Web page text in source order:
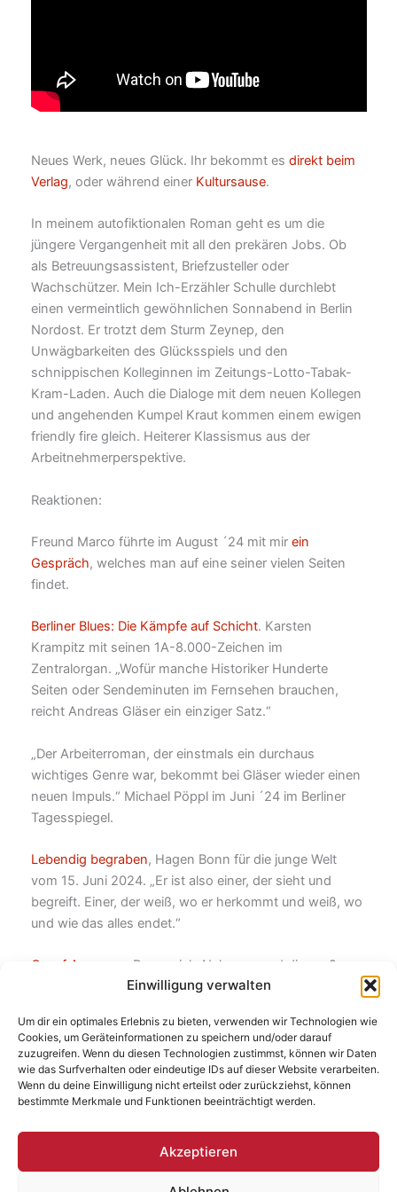
Einwilligung verwalten
Um dir ein optimales Erlebnis zu bieten, verwenden wir Technologien wie
Cookies, um Geräteinformationen zu speichern und/oder darauf
zuzugreifen. Wenn du diesen Technologien zustimmst, können wir Daten
wie das Surfverhalten oder eindeutige IDs auf dieser Website verarbeiten.
Wenn du deine Einwilligung nicht erteilst oder zurückziehst, können
bestimmte Merkmale und Funktionen beeinträchtigt werden.
Akzeptieren
Neues Werk, neues Glück. Ihr bekommt es direkt beim
Verlag, oder während einer Kultursause.
In meinem autofiktionalen Roman geht es um die
jüngere Vergangenheit mit all den prekären Jobs. Ob
als Betreuungsassistent, Briefzusteller oder
Wachschützer. Mein Ich-Erzähler Schulle durchlebt
einen vermeintlich gewöhnlichen Sonnabend in Berlin
Nordost. Er trotzt dem Sturm Zeynep, den
Unwägbarkeiten des Glücksspiels und den
schnippischen Kolleginnen im Zeitungs-Lotto-Tabak-
Kram-Laden. Auch die Dialoge mit dem neuen Kollegen
und angehenden Kumpel Kraut kommen einem ewigen
friendly fire gleich. Heiterer Klassismus aus der
Arbeitnehmerperspektive.
Reaktionen:
Freund Marco führte im August ´24 mit mir ein
Gespräch, welches man auf eine seiner vielen Seiten
findet.
Berliner Blues: Die Kämpfe auf Schicht. Karsten
Krampitz mit seinen 1A-8.000-Zeichen im
Zentralorgan. „Wofür manche Historiker Hunderte
Seiten oder Sendeminuten im Fernsehen brauchen,
reicht Andreas Gläser ein einziger Satz.“
„Der Arbeiterroman, der einstmals ein durchaus
wichtiges Genre war, bekommt bei Gläser wieder einen
neuen Impuls.“ Michael Pöppl im Juni ´24 im Berliner
Tagesspiegel.
Lebendig begraben, Hagen Bonn für die junge Welt
vom 15. Juni 2024. „Er ist also einer, der sieht und
begreift. Einer, der weiß, wo er herkommt und weiß, wo
und wie das alles endet.“
C. auf Amazon:
„Der soziale Nahraum und die große
Geschichte werden sprachlich präzise mit den ganz
ehrlicher Sprache komplexe gesellschaftliche Zustände
auf den Punkt zu bringen, zeugt von echter
Erzählkunst.“
Stil, interessante Thematik. Mir gefällt, dass du kein
Blatt vor den Mund nimmst.“